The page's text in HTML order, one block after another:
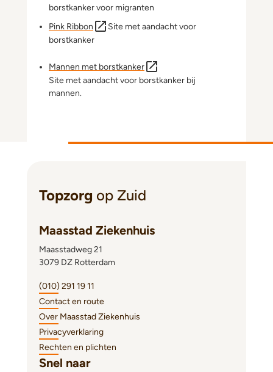
borstkanker voor migranten
Pink Ribbon
Site met aandacht voor
borstkanker
Mannen met borstkanker
Site met aandacht voor borstkanker bij
mannen.
Topzorg op Zuid
Maasstad Ziekenhuis
Maasstadweg 21
3079 DZ Rotterdam
(010) 291 19 11
Contact en route
Over Maasstad Ziekenhuis
Privacyverklaring
Rechten en plichten
Snel naar